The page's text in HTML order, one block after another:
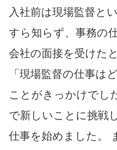
入社前は現場監督と
すら知らず、事務の
会社の面接を受けた
「現場監督の仕事は
ことがきっかけでし
で新しいことに挑戦
仕事を始めました。